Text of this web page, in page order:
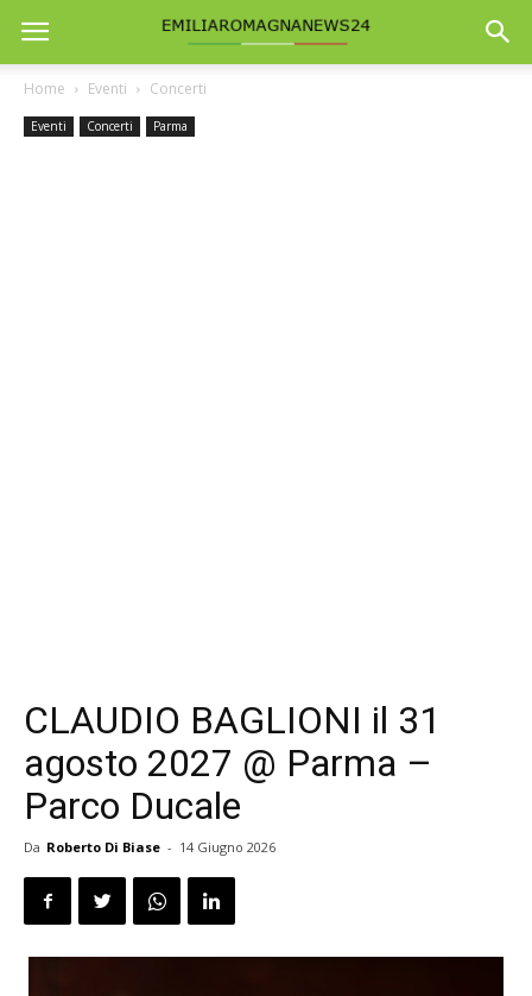
Home Eventi Concerti
Eventi Concerti Parma
CLAUDIO BAGLIONI il 31
agosto 2027 @ Parma –
Parco Ducale
Da Roberto Di Biase - 14 Giugno 2026